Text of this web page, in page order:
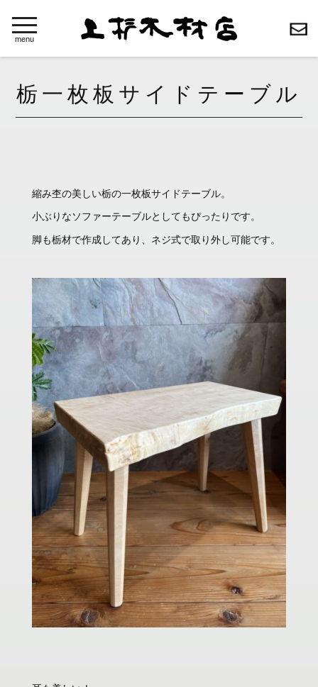
toggle
navigation
menu
栃一枚板サイドテーブル
縮み杢の美しい栃の一枚板サイドテーブル。
小ぶりなソファーテーブルとしてもぴったりです。
脚も栃材で作成してあり、ネジ式で取り外し可能です。